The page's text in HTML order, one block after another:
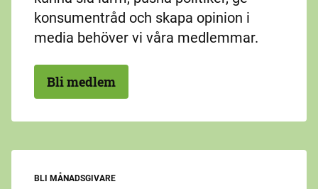
konsumentråd och skapa opinion i
media behöver vi våra medlemmar.
Bli medlem
BLI MÅNADSGIVARE